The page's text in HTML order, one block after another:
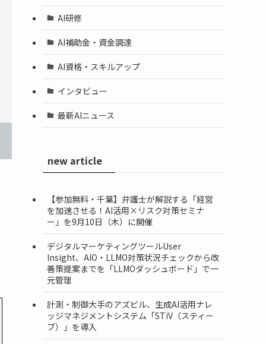
AI研修
AI補助金・資金調達
AI資格・スキルアップ
インタビュー
最新AIニュース
new article
【参加無料・千葉】弁護士が解説する「経営
を加速させる！AI活用×リスク対策セミナ
ー」を9月10日（木）に開催
デジタルマーケティングツールUser
Insight、AIO・LLMO対策状況チェックから改
善策提案までを「LLMOダッシュボード」で一
元管理
計測・制御大手のアズビル、生成AI活用ナレ
ッジマネジメントシステム「STiV（スティー
ブ）」を導入